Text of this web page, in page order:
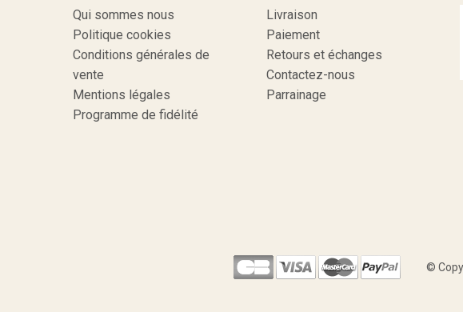
Qui sommes nous
Politique cookies
Conditions générales de
vente
Mentions légales
Programme de fidélité
Livraison
Paiement
Retours et échanges
Contactez-nous
Parrainage
©